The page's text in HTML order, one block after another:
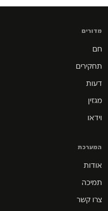
מדורים
חם
תחקירים
דעות
מגזין
וידאו
המערכת
אודות
תמיכה
צרו קשר